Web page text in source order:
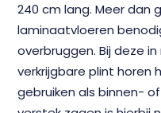
240 cm lang. Meer dan
laminaatvloeren
overbruggen. Bij deze
verkrijgbare plint horen
gebruiken als binnen-